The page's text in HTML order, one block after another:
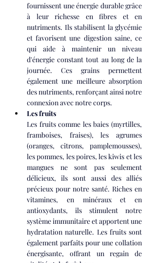
fournissent une énergie durable grâce
à leur richesse en fibres et en
nutriments. Ils stabilisent la glycémie
et favorisent une digestion saine, ce
qui aide à maintenir un niveau
d'énergie constant tout au long de la
journée. Ces grains permettent
également une meilleure absorption
des nutriments, renforçant ainsi notre
connexion avec notre corps.
Les fruits
Les fruits comme les baies (myrtilles,
framboises, fraises), les agrumes
(oranges, citrons, pamplemousses),
les pommes, les poires, les kiwis et les
mangues ne sont pas seulement
délicieux, ils sont aussi des alliés
précieux pour notre santé. Riches en
vitamines, en minéraux et en
antioxydants, ils stimulent notre
système immunitaire et apportent une
hydratation naturelle. Les fruits sont
également parfaits pour une collation
énergisante, offrant un regain de